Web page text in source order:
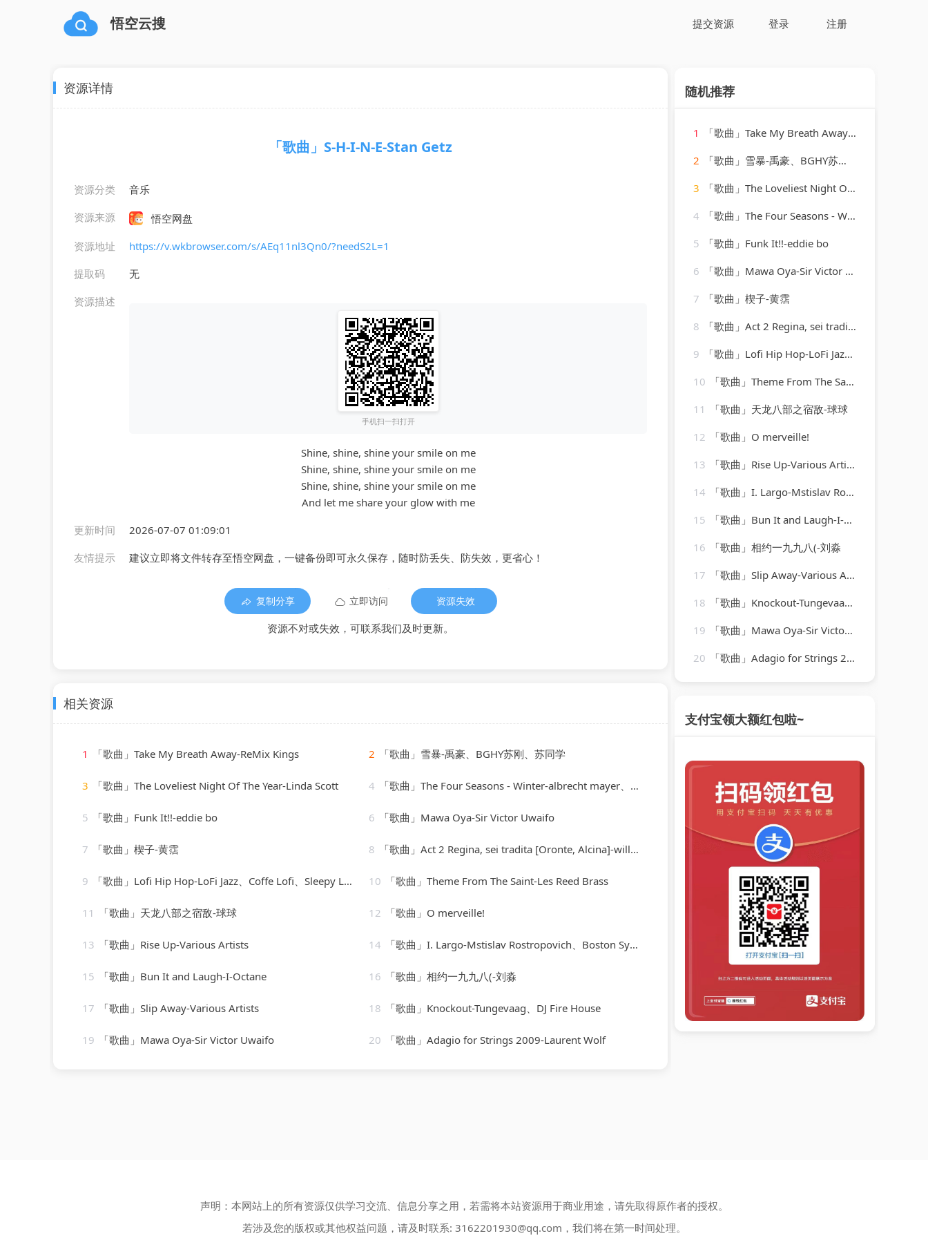
悟空云搜 提交资源 登录 注册
资源详情
「歌曲」S-H-I-N-E-Stan Getz
资源分类
音乐
资源来源
悟空网盘
资源地址
https://v.wkbrowser.com/s/AEq11nl3Qn0/?needS2L=1
提取码
无
资源描述
手机扫一扫打开
Shine, shine, shine your smile on me
Shine, shine, shine your smile on me
Shine, shine, shine your smile on me
And let me share your glow with me
更新时间
2026-07-07 01:09:01
友情提示
建议立即将文件转存至悟空网盘，一键备份即可永久保存，随时防丢失、防失效，更省心！
复制分享 立即访问 资源失效
资源不对或失效，可联系我们及时更新。
相关资源
1 「歌曲」Take My Breath Away-ReMix Kings 2 「歌曲」雪暴-禹豪、BGHY苏刚、苏同学
3 「歌曲」The Loveliest Night Of The Year-Linda Scott 4 「歌曲」The Four Seasons - Winter-albrecht mayer、The King&#39;s Singers
5 「歌曲」Funk It!!-eddie bo 6 「歌曲」Mawa Oya-Sir Victor Uwaifo
7 「歌曲」楔子-黄霑 8 「歌曲」Act 2 Regina, sei tradita [Oronte, Alcina]-william christie
9 「歌曲」Lofi Hip Hop-LoFi Jazz、Coffe Lofi、Sleepy Lofi Vibes、Chill LoFi Cafe 10 「歌曲」Theme From The Saint-Les Reed Brass
11 「歌曲」天龙八部之宿敌-球球 12 「歌曲」O merveille!
13 「歌曲」Rise Up-Various Artists 14 「歌曲」I. Largo-Mstislav Rostropovich、Boston Symphony Orchestra、小澤征爾
15 「歌曲」Bun It and Laugh-I-Octane 16 「歌曲」相约一九九八(-刘淼
17 「歌曲」Slip Away-Various Artists 18 「歌曲」Knockout-Tungevaag、DJ Fire House
19 「歌曲」Mawa Oya-Sir Victor Uwaifo 20 「歌曲」Adagio for Strings 2009-Laurent Wolf
随机推荐
1
「歌曲」Take My Breath Away-ReMix Kings
2
「歌曲」雪暴-禹豪、BGHY苏刚、苏同学
3
「歌曲」The Loveliest Night Of The Year-Linda Scott
4
「歌曲」The Four Seasons - Winter-albrecht mayer、The King&#39;s Singers
5
「歌曲」Funk It!!-eddie bo
6
「歌曲」Mawa Oya-Sir Victor Uwaifo
7
「歌曲」楔子-黄霑
8
「歌曲」Act 2 Regina, sei tradita [Oronte, Alcina]-william christie
9
「歌曲」Lofi Hip Hop-LoFi Jazz、Coffe Lofi、Sleepy Lofi Vibes、Chill LoFi Cafe
10
「歌曲」Theme From The Saint-Les Reed Brass
11
「歌曲」天龙八部之宿敌-球球
12
「歌曲」O merveille!
13
「歌曲」Rise Up-Various Artists
14
「歌曲」I. Largo-Mstislav Rostropovich、Boston Symphony Orchestra、小澤征爾
15
「歌曲」Bun It and Laugh-I-Octane
16
「歌曲」相约一九九八(-刘淼
17
「歌曲」Slip Away-Various Artists
18
「歌曲」Knockout-Tungevaag、DJ Fire House
19
「歌曲」Mawa Oya-Sir Victor Uwaifo
20
「歌曲」Adagio for Strings 2009-Laurent Wolf
支付宝领大额红包啦~
声明：本网站上的所有资源仅供学习交流、信息分享之用，若需将本站资源用于商业用途，请先取得原作者的授权。
若涉及您的版权或其他权益问题，请及时联系: 3162201930@qq.com ，我们将在第一时间处理。